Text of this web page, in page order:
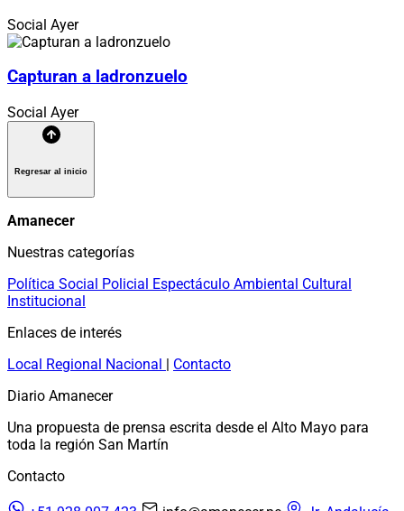
Social Ayer
Capturan a ladronzuelo
Social Ayer
Regresar al inicio
Amanecer
Nuestras categorías
Política Social Policial Espectáculo Ambiental Cultural
Institucional
Enlaces de interés
Local Regional Nacional | Contacto
Diario Amanecer
Una propuesta de prensa escrita desde el Alto Mayo para
toda la región San Martín
Contacto